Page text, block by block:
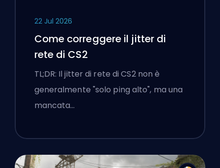
22 Jul 2026
Come correggere il jitter di
rete di CS2
TL;DR: Il jitter di rete di CS2 non è
generalmente "solo ping alto", ma una
mancata…